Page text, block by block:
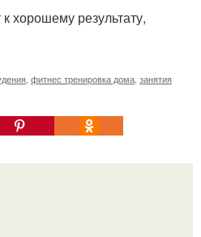
хорошему результату,
фитнес тренировка дома занятия